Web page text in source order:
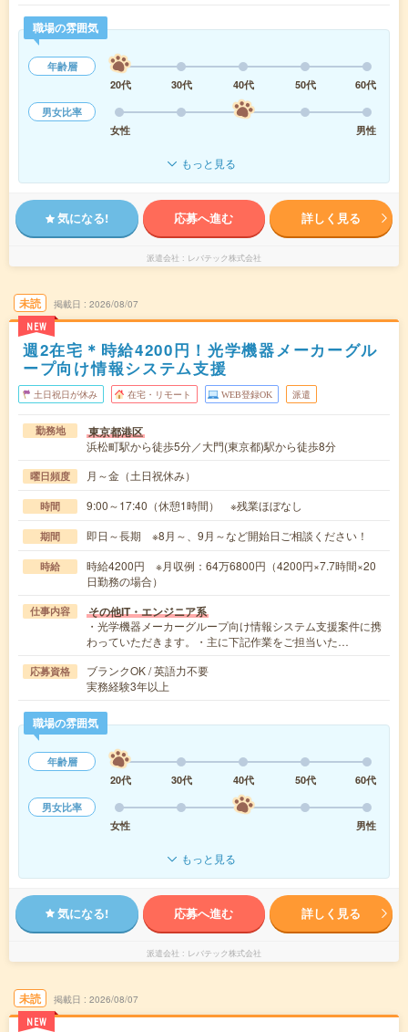
職場の雰囲気
年齢層
20代
30代 40代 50代
60代
男女比率
女性
男性
もっと見る
気になる! 応募へ進む 詳しく見る
派遣会社 レバテック株式会社
未読
NEW
掲載日 2026/08/07
週2在宅＊時給4200円！光学機器メーカーグル
ープ向け情報システム支援
土日祝日が休み 在宅・リモート WEB登録OK 派遣
勤務地 東京都港区
浜松町駅から徒歩5分／大門(東京都)駅から徒歩8分
曜日頻度 月～金（土日祝休み）
時間 9:00～17:40（休憩1時間） ※残業ほぼなし
期間 即日～長期 ※8月～、9月～など開始日ご相談ください！
時給
時給4200円 ※月収例：64万6800円（4200円×7.7時間×20
日勤務の場合）
仕事内容 その他IT・エンジニア系
・光学機器メーカーグループ向け情報システム支援案件に携
わっていただきます。・主に下記作業をご担当いた…
応募資格
ブランクOK / 英語力不要
実務経験3年以上
職場の雰囲気
年齢層
20代
30代 40代 50代
60代
男女比率
女性
男性
もっと見る
気になる! 応募へ進む 詳しく見る
派遣会社 レバテック株式会社
未読
NEW
掲載日 2026/08/07